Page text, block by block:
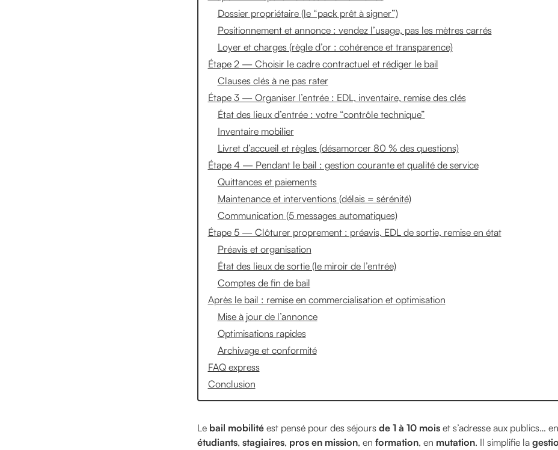
Dossier propriétaire (le “pack prêt à signer”)
Positionnement et annonce : vendez l’usage, pas les mètres carrés
Loyer et charges (règle d’or : cohérence et transparence)
Étape 2 — Choisir le cadre contractuel et rédiger le bail
Clauses clés à ne pas rater
Étape 3 — Organiser l’entrée : EDL, inventaire, remise des clés
État des lieux d’entrée : votre “contrôle technique”
Inventaire mobilier
Livret d’accueil et règles (désamorcer 80 % des questions)
Étape 4 — Pendant le bail : gestion courante et qualité de service
Quittances et paiements
Maintenance et interventions (délais = sérénité)
Communication (5 messages automatiques)
Étape 5 — Clôturer proprement : préavis, EDL de sortie, remise en état
Préavis et organisation
État des lieux de sortie (le miroir de l’entrée)
Comptes de fin de bail
Après le bail : remise en commercialisation et optimisation
Mise à jour de l’annonce
Optimisations rapides
Archivage et conformité
FAQ express
Conclusion
Le bail mobilité est pensé pour des séjours de 1 à 10 mois et s’adresse aux publics…
étudiants, stagiaires, pros en mission, en formation, en mutation. Il simplifie la